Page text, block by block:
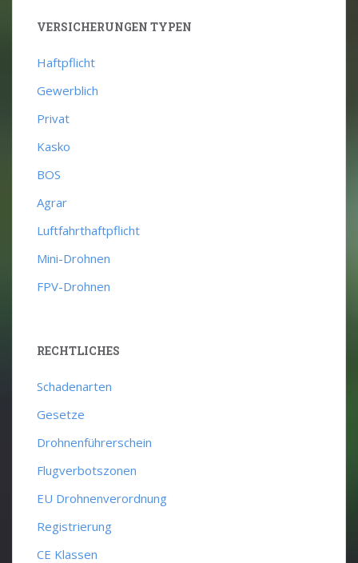
VERSICHERUNGEN TYPEN
Haftpflicht
Gewerblich
Privat
Kasko
BOS
Agrar
Luftfahrthaftpflicht
Mini-Drohnen
FPV-Drohnen
RECHTLICHES
Schadenarten
Gesetze
Drohnenführerschein
Flugverbotszonen
EU Drohnenverordnung
Registrierung
CE Klassen